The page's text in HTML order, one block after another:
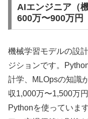
AIエンジニア（
600万〜900万円
機械学習モデルの設
ジションです。
計学、MLOpsの知識
収1,000万〜1,500万
Pythonを使っていま